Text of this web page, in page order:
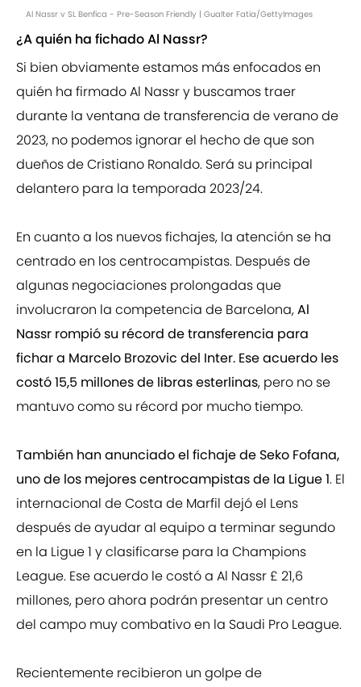
Al Nassr v SL Benfica - Pre-Season Friendly | Gualter Fatia/GettyImages
¿A quién ha fichado Al Nassr?
Si bien obviamente estamos más enfocados en
quién ha firmado Al Nassr y buscamos traer
durante la ventana de transferencia de verano de
2023, no podemos ignorar el hecho de que son
dueños de Cristiano Ronaldo. Será su principal
delantero para la temporada 2023/24.
En cuanto a los nuevos fichajes, la atención se ha
centrado en los centrocampistas. Después de
algunas negociaciones prolongadas que
involucraron la competencia de Barcelona, ​​Al
Nassr rompió su récord de transferencia para
fichar a Marcelo Brozovic del Inter. Ese acuerdo les
costó 15,5 millones de libras esterlinas, pero no se
mantuvo como su récord por mucho tiempo.
También han anunciado el fichaje de Seko Fofana,
uno de los mejores centrocampistas de la Ligue 1. El
internacional de Costa de Marfil dejó el Lens
después de ayudar al equipo a terminar segundo
en la Ligue 1 y clasificarse para la Champions
League. Ese acuerdo le costó a Al Nassr £ 21,6
millones, pero ahora podrán presentar un centro
del campo muy combativo en la Saudi Pro League.
Recientemente recibieron un golpe de